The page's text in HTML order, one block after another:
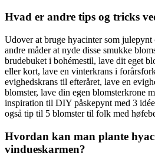
Hvad er andre tips og tricks
Udover at bruge hyacinter som
andre måder at nyde disse smukke
brudebuket i bohémestil, lave dit eget
eller kort, lave en vinterkrans i
evighedskrans til efteråret, lave en
blomster, lave din egen blomsterkrone
inspiration til DIY påskepynt med 3
også tip til 5 blomster til folk med
Hvordan kan man plante
vindueskarmen?